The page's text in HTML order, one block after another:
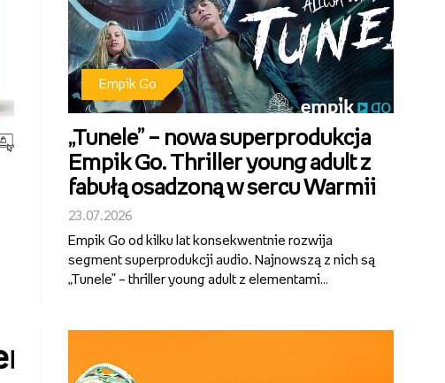
Empik Go
„Tunele” – nowa superprodukcja
Empik Go. Thriller young adult z
fabułą osadzoną w sercu Warmii
23.07.2026
Empik Go od kilku lat konsekwentnie rozwija
segment superprodukcji audio. Najnowszą z nich są
„Tunele” – thriller young adult z elementami